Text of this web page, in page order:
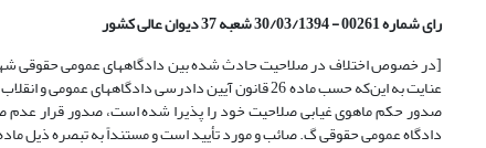
رای شماره 00261 - 30/03/1394 شعبه 37 دیوان عالی کشور
[در خصوص اختلاف در صلاحیت حادث شده بین دادگاههای عمومی حقوقی
عنایت به این‌که حسب ماده 26 قانون آیین دادرسی
صدور حکم ماهوی غیابی صلاحیت خود را پذیرا شده است، صدور قرار عدم
دادگاه عمومی حقوقی گ. صائب و مورد تأیید است و مستنداً به تبصره ذیل ماده 27 قانون فوق‌الذکر با اعلام صلاحیت دادگاه عمومی حقوقی م. س. حل اختلاف